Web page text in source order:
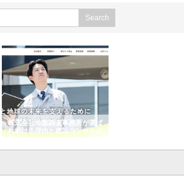
株式会社地盤調査事務所が選ば
れ続ける理由と建設コンサルの
強み